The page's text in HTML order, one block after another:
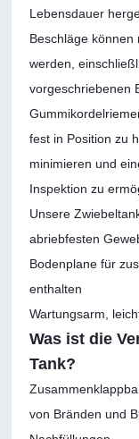
Lebensdauer
Beschläge
werden,
vorgeschriebenen
fest in Position zu
minimieren und
Inspektion zu
Unsere
abriebfesten
Bodenplane für
enthalten
Wartungsarm,
Was ist die
Tank?
von Bränden und